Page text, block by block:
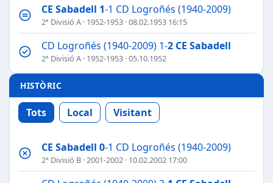
CE Sabadell 1-1 CD Logroñés (1940-2009)
2ª Divisió A · 1952-1953 · 08.02.1953 16:15
CD Logroñés (1940-2009) 1-2 CE Sabadell
2ª Divisió A · 1952-1953 · 05.10.1952
HISTÒRIC
Tots Local Visitant
CE Sabadell 0-1 CD Logroñés (1940-2009)
2ª Divisió B ·2001-2002 · 10.02.2002 17:00